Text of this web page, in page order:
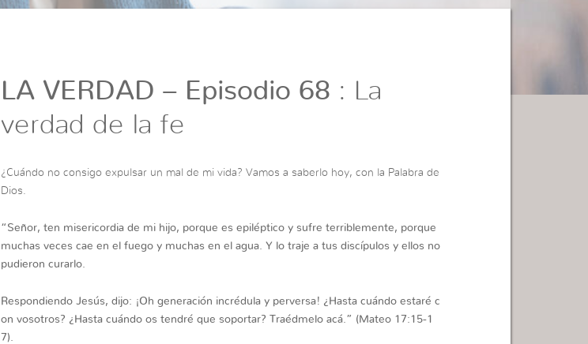
LA VERDAD – Episodio 68 : La
verdad de la fe
¿Cuándo no consigo expulsar un mal de mi vida? Vamos a saberlo hoy, con la Palabra de
Dios.
“ Señor, ten misericordia de mi hijo, porque es epiléptico y sufre terriblemente, porque
muchas veces cae en el fuego y muchas en el agua. Y lo traje a tus discípulos y ellos no
pudieron curarlo.
Respondiendo Jesús, dijo: ¡Oh generación incrédula y perversa! ¿Hasta cuándo estaré c
on vosotros? ¿Hasta cuándo os tendré que soportar? Traédmelo acá.” (Mateo 17:15-1
7).